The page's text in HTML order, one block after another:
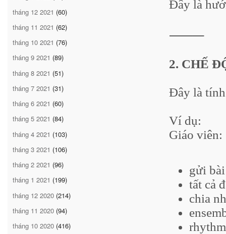
tháng 12 2021 (60)
tháng 11 2021 (62)
tháng 10 2021 (76)
tháng 9 2021 (89)
tháng 8 2021 (51)
tháng 7 2021 (31)
tháng 6 2021 (60)
tháng 5 2021 (84)
tháng 4 2021 (103)
tháng 3 2021 (106)
tháng 2 2021 (96)
tháng 1 2021 (199)
tháng 12 2020 (214)
tháng 11 2020 (94)
tháng 10 2020 (416)
Đây là
⸻
2. CHẾ
Đây là
Ví dụ:
Giáo viên:
gửi
tất cả
chia